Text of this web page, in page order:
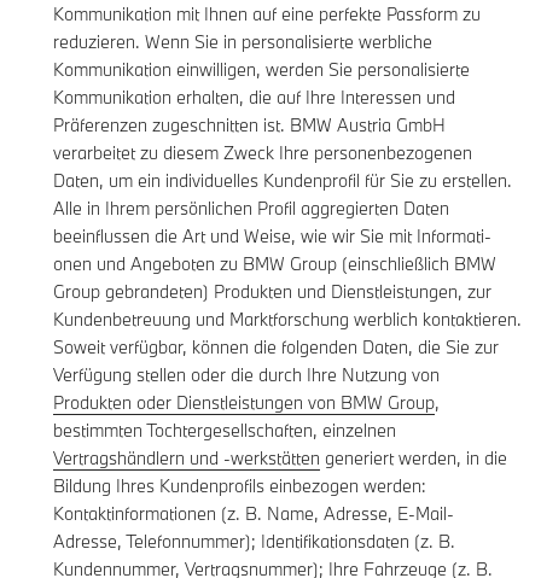
Kommunikation mit Ihnen auf eine perfekte Passform zu
reduzieren. Wenn Sie in personalisierte werbliche
Kommunikation einwilligen, werden Sie personalisierte
Kommunikation erhalten, die auf Ihre Interessen und
Präferenzen zugeschnitten ist. BMW Austria GmbH
verarbeitet zu diesem Zweck Ihre personenbezogenen
Daten, um ein individuelles Kundenprofil für Sie zu erstellen.
Alle in Ihrem persönlichen Profil aggregierten Daten
beeinflussen die Art und Weise, wie wir Sie mit Informati-
onen und Angeboten zu BMW Group (einschließlich BMW
Group gebrandeten) Produkten und Dienstleistungen, zur
Kundenbetreuung und Marktforschung werblich kontaktieren.
Soweit verfügbar, können die folgenden Daten, die Sie zur
Verfügung stellen oder die durch Ihre Nutzung von
Produkten oder Dienstleistungen von BMW Group,
bestimmten Tochtergesellschaften, einzelnen
Vertragshändlern und -werkstätten generiert werden, in die
Bildung Ihres Kundenprofils einbezogen werden:
Kontaktinformationen (z. B. Name, Adresse, E-Mail-
Adresse, Telefonnummer); Identifikationsdaten (z. B.
Kundennummer, Vertragsnummer); Ihre Fahrzeuge (z. B.